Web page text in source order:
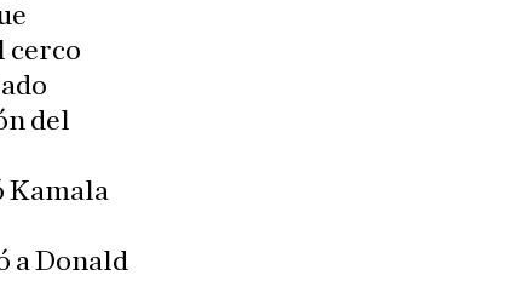
cerco
del
Kamala
a Donald